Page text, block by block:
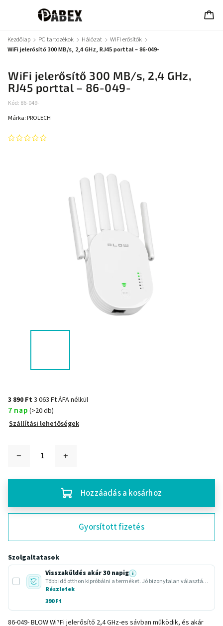
Kezdőlap / PC tartozékok / Hálózat / WIFI erősítők /
WiFi jelerősítő 300 MB/s, 2,4 GHz, RJ45 porttal – 86-049-
WiFi jelerősítő 300 MB/s, 2,4 GHz,
RJ45 porttal – 86-049-
Kód: 86-049-
Márka: PROLECH
3 890 Ft3 063 Ft ÁFA nélkül
7 nap (>20 db)
Szállítási lehetőségek
Hozzáadás a kosárhoz
Gyorsított fizetés
Szolgaltatasok
Visszaküldés akár 30 napig i
Több idő otthon kipróbálni a terméket. Jó bizonytalan választásnál vagy ajándéknál.
Részletek
390 Ft
86-049- BLOW Wi?Fi jelerősítő 2,4 GHz-es sávban működik, és akár